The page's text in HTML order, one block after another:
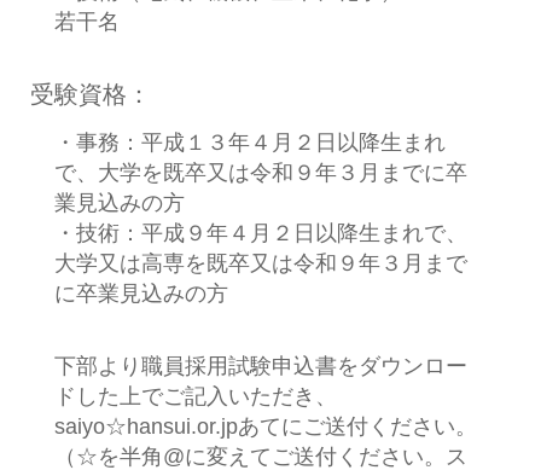
若干名
受験資格：
・事務：平成１３年４月２日以降生まれ
で、大学を既卒又は令和９年３月までに卒
業見込みの方
・技術：平成９年４月２日以降生まれで、
大学又は高専を既卒又は令和９年３月まで
に卒業見込みの方
下部より職員採用試験申込書をダウンロー
ドした上でご記入いただき、
saiyo☆hansui.or.jpあてにご送付ください。
（☆を半角@に変えてご送付ください。ス